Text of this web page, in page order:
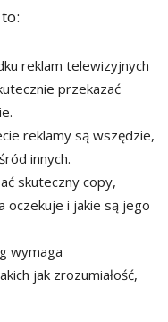
reklam telewizyjnych
przekazać
reklamy są wszędzie,
innych.
skuteczny copy,
oczekuje i jakie są jego
wymaga
jak zrozumiałość,